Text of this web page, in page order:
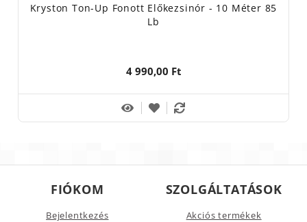
Kryston Ton-Up Fonott Előkezsinór - 10 Méter 85
Lb
4 990,00 Ft
FIÓKOM
Bejelentkezés
SZOLGÁLTATÁSOK
Akciós termékek